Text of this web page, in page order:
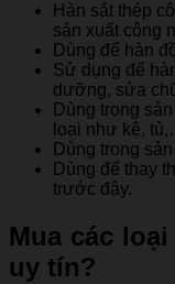
Hàn sắt thép
sản xuất công
Dùng để hàn
Sử dụng để
dưỡng, sửa
Dùng trong
loại như kệ,
Dùng trong
Dùng để thay
trước đây.
Mua các
uy tín?